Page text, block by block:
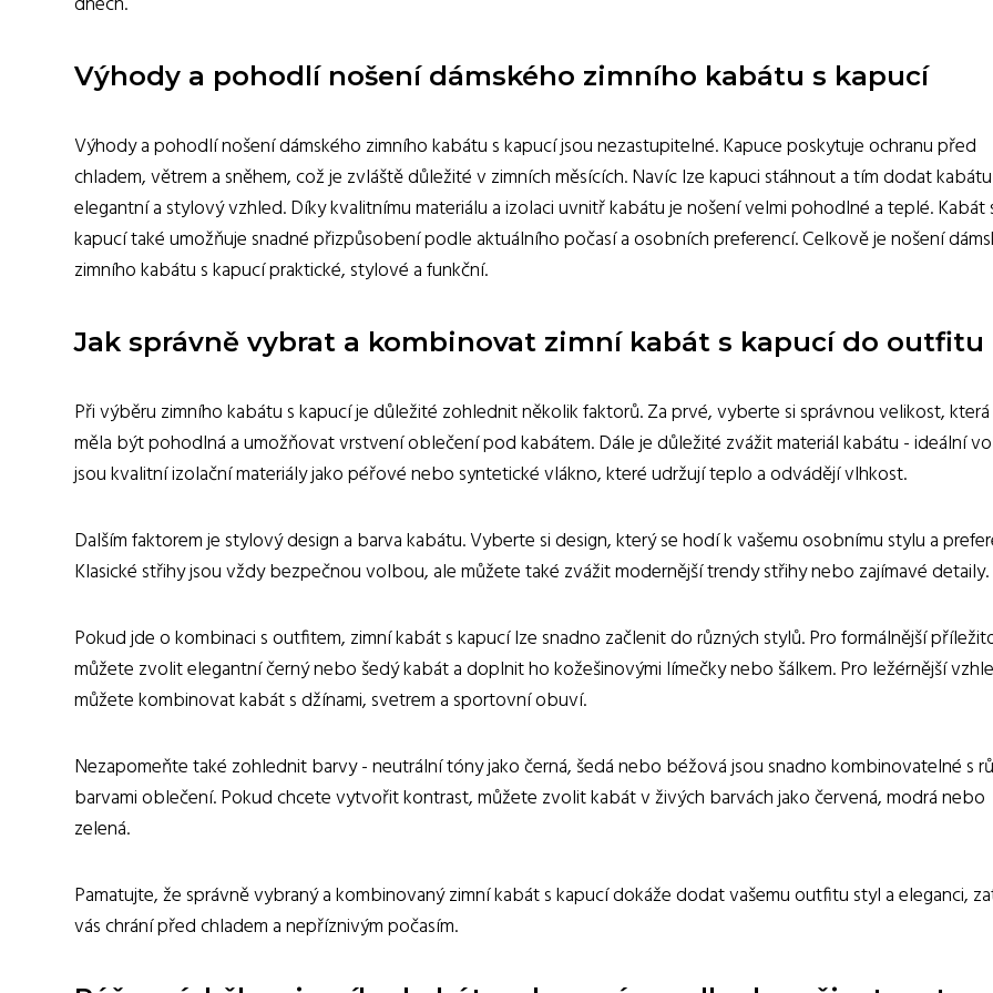
Výhody a pohodlí nošení dámského zimního kabátu s kapucí
Výhody a pohodlí nošení dámského zimního kabátu s kapucí jsou nezastupitelné. Kapuce poskytuje ochranu před
chladem, větrem a sněhem, což je zvláště důležité v zimních měsících. Navíc lze kapuci stáhnout a tím dodat kabátu
elegantní a stylový vzhled. Díky kvalitnímu materiálu a izolaci uvnitř kabátu je nošení velmi pohodlné a teplé. Kabát
kapucí také umožňuje snadné přizpůsobení podle aktuálního počasí a osobních preferencí. Celkově je nošení
zimního kabátu s kapucí praktické, stylové a funkční.
Jak správně vybrat a kombinovat zimní kabát s kapucí do outfitu
Při výběru zimního kabátu s kapucí je důležité zohlednit několik faktorů. Za prvé, vyberte si správnou velikost,
měla být pohodlná a umožňovat vrstvení oblečení pod kabátem. Dále je důležité zvážit materiál kabátu - ideální
jsou kvalitní izolační materiály jako péřové nebo syntetické vlákno, které udržují teplo a odvádějí vlhkost.
Dalším faktorem je stylový design a barva kabátu. Vyberte si design, který se hodí k vašemu osobnímu stylu a
Klasické střihy jsou vždy bezpečnou volbou, ale můžete také zvážit modernější trendy střihy nebo zajímavé detaily.
Pokud jde o kombinaci s outfitem, zimní kabát s kapucí lze snadno začlenit do různých stylů. Pro formálnější
můžete zvolit elegantní černý nebo šedý kabát a doplnit ho kožešinovými límečky nebo šálkem. Pro ležérnější
můžete kombinovat kabát s džínami, svetrem a sportovní obuví.
Nezapomeňte také zohlednit barvy - neutrální tóny jako černá, šedá nebo béžová jsou snadno kombinovatelné s
barvami oblečení. Pokud chcete vytvořit kontrast, můžete zvolit kabát v živých barvách jako červená, modrá nebo
zelená.
Pamatujte, že správně vybraný a kombinovaný zimní kabát s kapucí dokáže dodat vašemu outfitu styl a eleganci,
vás chrání před chladem a nepříznivým počasím.